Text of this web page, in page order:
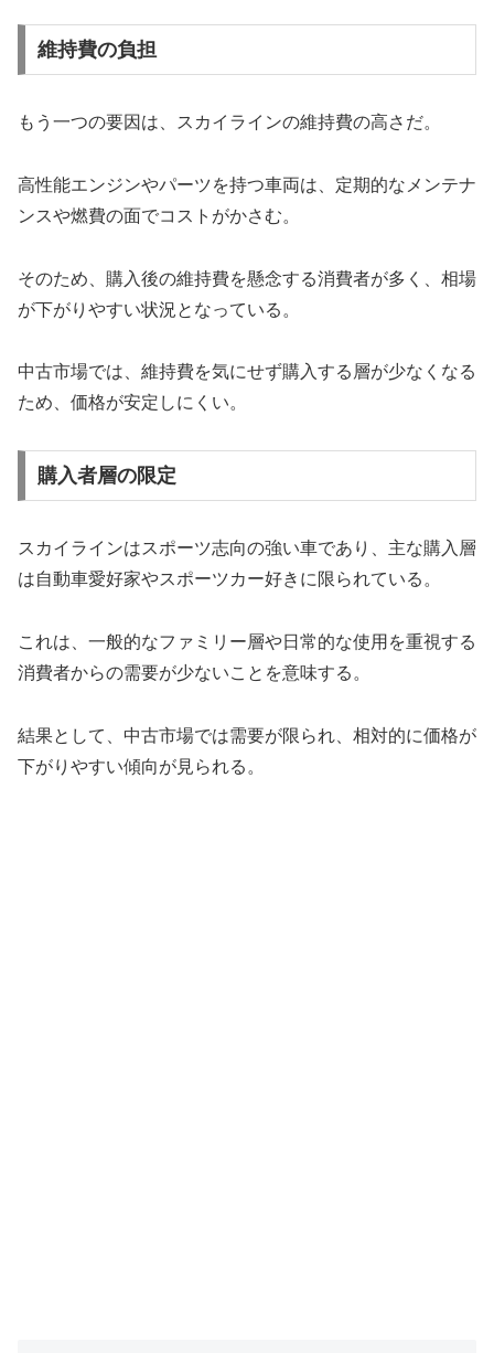
維持費の負担
もう一つの要因は、スカイラインの維持費の高さだ。
高性能エンジンやパーツを持つ車両は、定期的なメンテナ
ンスや燃費の面でコストがかさむ。
そのため、購入後の維持費を懸念する消費者が多く、相場
が下がりやすい状況となっている。
中古市場では、維持費を気にせず購入する層が少なくなる
ため、価格が安定しにくい。
購入者層の限定
スカイラインはスポーツ志向の強い車であり、主な購入層
は自動車愛好家やスポーツカー好きに限られている。
これは、一般的なファミリー層や日常的な使用を重視する
消費者からの需要が少ないことを意味する。
結果として、中古市場では需要が限られ、相対的に価格が
下がりやすい傾向が見られる。